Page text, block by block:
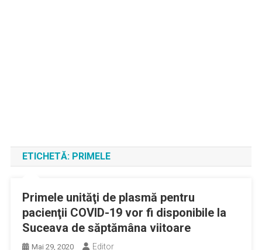
ETICHETĂ: PRIMELE
Primele unităţi de plasmă pentru
pacienţii COVID-19 vor fi disponibile la
Suceava de săptămâna viitoare
Mai 29, 2020 Editor